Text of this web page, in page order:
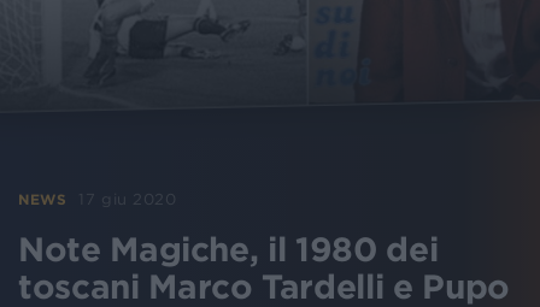
NEWS 17 giu 2020
Note Magiche, il 1980 dei
toscani Marco Tardelli e Pupo